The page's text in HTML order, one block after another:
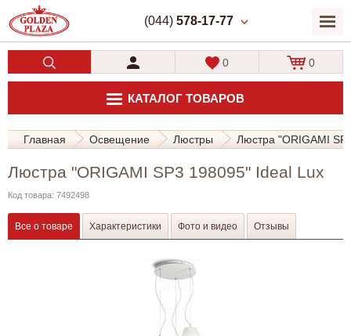
(044) 578-17-77
КАТАЛОГ ТОВАРОВ
0 0
Главная Освещение Люстры Люстра "ORIGAMI
Люстра "ORIGAMI SP3 198095" Ideal Lux
Код товара: 7492498
Все о товаре Характеристики Фото и видео Отзывы